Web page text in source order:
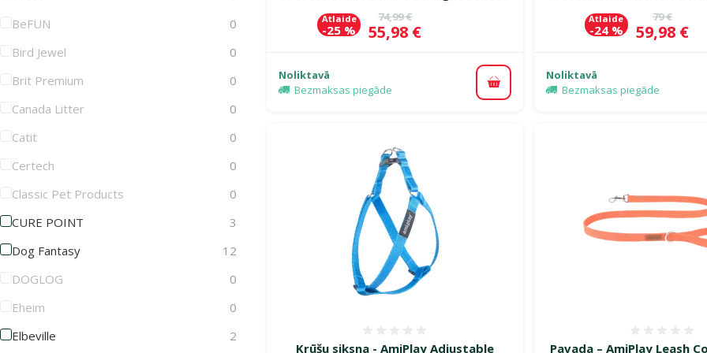
BeFUN
0
Bird Jewel
0
Brit Premium
0
Canada Litter
0
Catit
0
Certech
0
Classic Pet Products
0
CURE POINT
3
Dog Fantasy
12
DOGLOG
0
Eheim
0
Elbeville
2
Oriģinālā cena
74,99 €
Cena
55,98 €
Atlaide
-25 %
Noliktavā
Bezmaksas piegāde
Pievienot grozam
Oriģinālā
79 €
Cena
59,98 €
Atlaide
-24 %
Noliktavā
Bezmaksas piegāde
Krūšu siksna - AmiPlay Adjustable
Pavada – AmiPlay Leash